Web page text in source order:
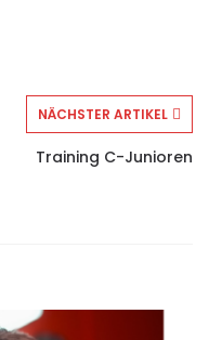
NÄCHSTER ARTIKEL
Training C-Junioren